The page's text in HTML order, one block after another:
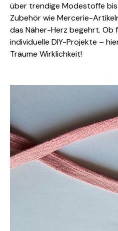
über trendige Modestoffe
Zubehör wie Mercerie-
das Näher-Herz begehrt. Ob
individuelle DIY-Projekte –
Träume Wirklichkeit!